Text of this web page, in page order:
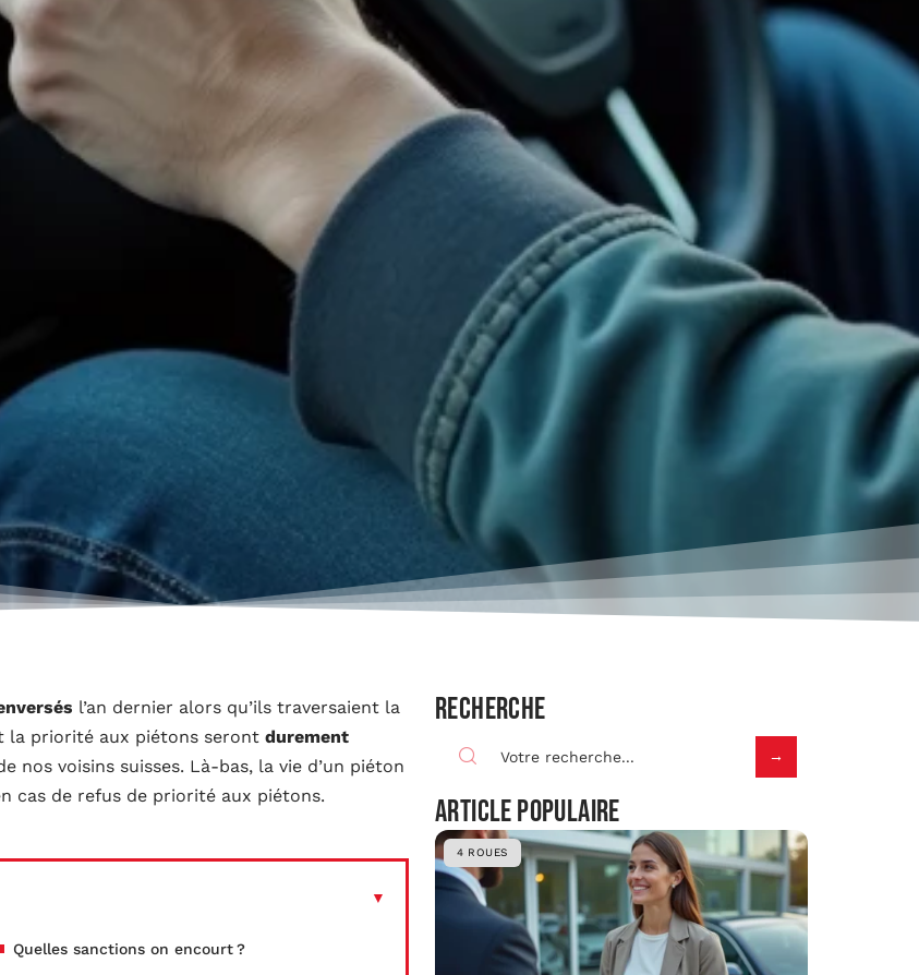
l’an dernier alors qu’ils traversaient la
la priorité aux piétons seront durement
nos voisins suisses. Là-bas, la vie d’un piéton
cas de refus de priorité aux piétons.
Quelles sanctions on encourt ?
Recherche
Article populaire
4 ROUES